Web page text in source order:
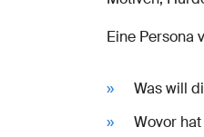
Eine Persona
Was will
Wovor